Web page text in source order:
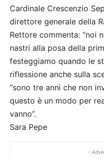
Cardinale Crescenzio
direttore generale della
Rettore commenta: “noi
nastri alla posa della
festeggiamo quando le
riflessione anche sulla
“sono tre anni che non
questo è un modo per
vanno”.
Sara Pepe
-